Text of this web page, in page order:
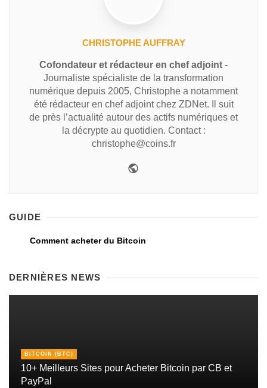
CHRISTOPHE AUFFRAY
Cofondateur et rédacteur en chef adjoint -
Journaliste spécialiste de la transformation
numérique depuis 2005, Christophe a notamment
été rédacteur en chef adjoint chez ZDNet. Il suit
de près l’actualité autour des actifs numériques et
la décrypte au quotidien. Contact :
christophe@coins.fr
GUIDE
Comment acheter du Bitcoin
DERNIÈRES NEWS
BITCOIN (BTC)
10+ Meilleurs Sites pour Acheter Bitcoin par CB et
PayPal